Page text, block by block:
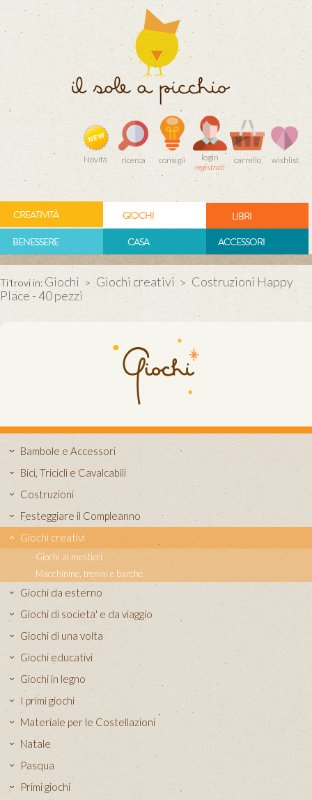
Novità ricerca consigli
login
registrati
carrello wishlist
CREATIVITÀ GIOCHI
LIBRI
BENESSERE
CASA ACCESSORI
Ti trovi in: Giochi > Giochi creativi > Costruzioni Happy
Place - 40 pezzi
Bambole e Accessori
Bici, Tricicli e Cavalcabili
Costruzioni
Festeggiare il Compleanno
Giochi creativi
Giochi ai mestieri
Macchinine, trenini e barche
Giochi da esterno
Giochi di societa' e da viaggio
Giochi di una volta
Giochi educativi
Giochi in legno
I primi giochi
Materiale per le Costellazioni
Natale
Pasqua
Primi giochi